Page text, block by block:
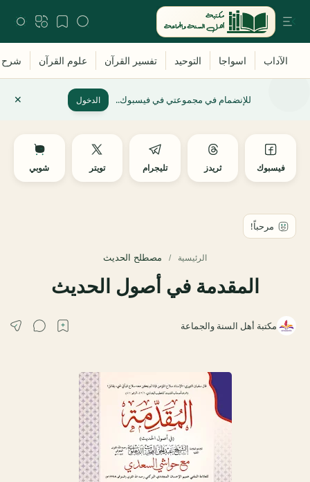
للإنضمام في مجموعتي في فيسبوك.. الدخول
فيسبوك ثريدز تليجرام تويتر شوبي
الرئيسية مصطلح الحديث
المقدمة في أصول الحديث